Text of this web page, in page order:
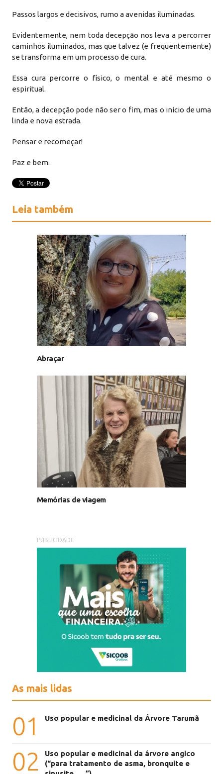
Passos largos e decisivos, rumo a avenidas iluminadas.
Evidentemente, nem toda decepção nos leva a percorrer
caminhos iluminados, mas que talvez (e frequentemente)
se transforma em um processo de cura.
Essa cura percorre o físico, o mental e até mesmo o
espiritual.
Então, a decepção pode não ser o fim, mas o início de uma
linda e nova estrada.
Pensar e recomeçar!
Paz e bem.
Leia também
Abraçar
Memórias de viagem
PUBLICIDADE
As mais lidas
01 Uso popular e medicinal da Árvore Tarumã
02
Uso popular e medicinal da árvore angico
(“para tratamento de asma, bronquite e